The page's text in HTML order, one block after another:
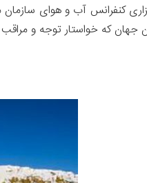
کنفرانس آب و هوای
جهان که خواستار توجه و مراقب